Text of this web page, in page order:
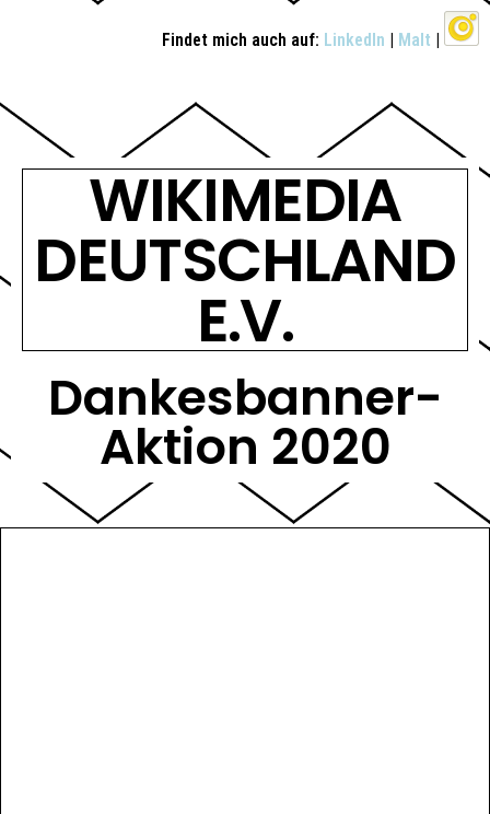
Findet mich auch auf: LinkedIn | Malt |
WIKIMEDIA
DEUTSCHLAND
E.V.
Dankesbanner-
Aktion 2020